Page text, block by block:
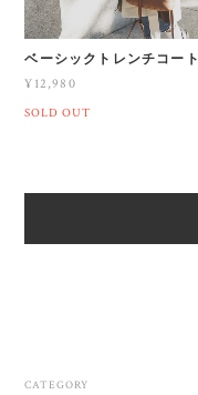
ベーシックトレンチコート
¥12,980
SOLD OUT
CATEGORY